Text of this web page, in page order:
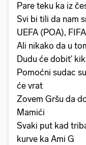
Pare teku ka iz
Svi bi tili da nam
UEFA (POA),
Ali nikako da u
Dudu će dobit'
Pomoćni sudac
će vrat
Zovem Gršu da
Mamići
Svaki put kad
kurve ka Ami G